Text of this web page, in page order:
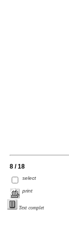
8 / 18
select
print
Text complet